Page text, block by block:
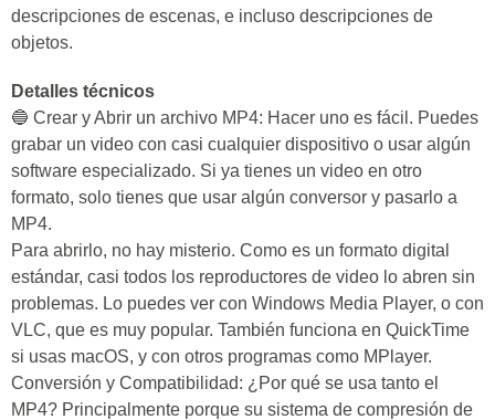
descripciones de escenas, e incluso descripciones de
objetos.
Detalles técnicos
🔵 Crear y Abrir un archivo MP4: Hacer uno es fácil. Puedes
grabar un video con casi cualquier dispositivo o usar algún
software especializado. Si ya tienes un video en otro
formato, solo tienes que usar algún conversor y pasarlo a
MP4.
Para abrirlo, no hay misterio. Como es un formato digital
estándar, casi todos los reproductores de video lo abren sin
problemas. Lo puedes ver con Windows Media Player, o con
VLC, que es muy popular. También funciona en QuickTime
si usas macOS, y con otros programas como MPlayer.
Conversión y Compatibilidad: ¿Por qué se usa tanto el
MP4? Principalmente porque su sistema de compresión de